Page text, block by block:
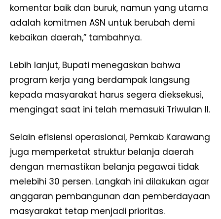
komentar baik dan buruk, namun yang utama
adalah komitmen ASN untuk berubah demi
kebaikan daerah,” tambahnya.
Lebih lanjut, Bupati menegaskan bahwa
program kerja yang berdampak langsung
kepada masyarakat harus segera dieksekusi,
mengingat saat ini telah memasuki Triwulan II.
Selain efisiensi operasional, Pemkab Karawang
juga memperketat struktur belanja daerah
dengan memastikan belanja pegawai tidak
melebihi 30 persen. Langkah ini dilakukan agar
anggaran pembangunan dan pemberdayaan
masyarakat tetap menjadi prioritas.